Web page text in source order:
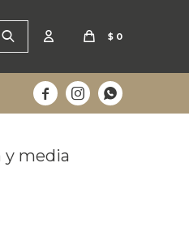
$ 0
  
y media